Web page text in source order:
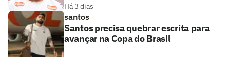
Há 3 dias
santos
Santos precisa quebrar escrita para
avançar na Copa do Brasil